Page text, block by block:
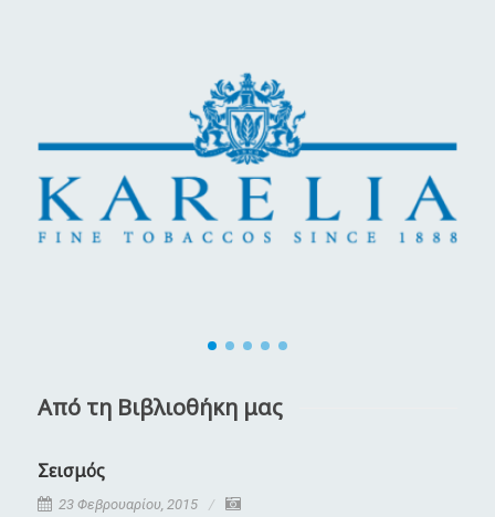
Από τη Βιβλιοθήκη μας
Σεισμός
23 Φεβρουαρίου, 2015